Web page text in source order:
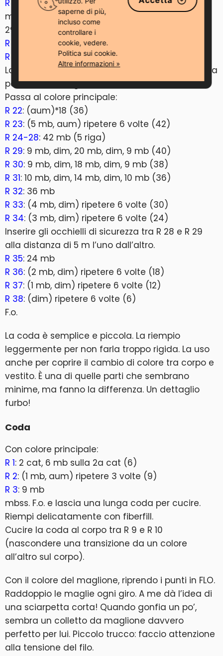
R 19
: Attaccare le braccia: 5 mb, 5 mb insieme a
mb del 1° braccio, 6 mb, 5 mb insieme a mb del
2° braccio, 3 mb (24)
R 20
: (2 mb, dim) ripetere 6 volte (18)
R 21
Lavorare altre 4 mb (o più/meno) per ottenere la
posizione del segnafilo al centro del dietro.
Passa al colore principale:
R 22: (aum)*18 (36)
R 23: (5 mb, aum) ripetere 6 volte (42)
R 24-28: 42 mb (5 riga)
R 29: 9 mb, dim, 20 mb, dim, 9 mb (40)
R 30: 9 mb, dim, 18 mb, dim, 9 mb (38)
R 31: 10 mb, dim, 14 mb, dim, 10 mb (36)
R 32: 36 mb
R 33: (4 mb, dim) ripetere 6 volte (30)
R 34: (3 mb, dim) ripetere 6 volte (24)
Inserire gli occhielli di sicurezza tra R 28 e R 29
alla distanza di 5 m l’uno dall’altro.
R 35: 24 mb
R 36: (2 mb, dim) ripetere 6 volte (18)
R 37: (1 mb, dim) ripetere 6 volte (12)
R 38: (dim) ripetere 6 volte (6)
F.o.
La coda è semplice e piccola. La riempio
leggermente per non farla troppo rigida. La uso
anche per coprire il cambio di colore tra corpo e
vestito. È una di quelle parti che sembrano
minime, ma fanno la differenza. Un dettaglio
furbo!
Coda
Con colore principale:
R 1: 2 cat, 6 mb sulla 2a cat (6)
R 2: (1 mb, aum) ripetere 3 volte (9)
R 3: 9 mb
mbss. F.o. e lascia una lunga coda per cucire.
Riempi delicatamente con fiberfill.
Cucire la coda al corpo tra R 9 e R 10
(nascondere una transizione da un colore
all’altro sul corpo).
Con il colore del maglione, riprendo i punti in FLO.
Raddoppio le maglie ogni giro. A me dà l’idea di
una sciarpetta corta! Quando gonfia un po’,
sembra un colletto da maglione davvero
perfetto per lui. Piccolo trucco: faccio attenzione
alla tensione del filo.
saperne di più,
incluso come
controllare i
cookie, vedere.
Politica sui cookie.
Altre informazioni »